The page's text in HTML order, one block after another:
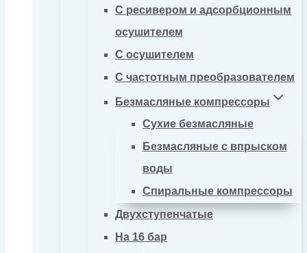
С ресивером и адсорбционным
осушителем
С осушителем
С частотным преобразователем
Безмасляные компрессоры
Сухие безмасляные
Безмасляные с впрыском
воды
Спиральные компрессоры
Двухступенчатые
На 16 бар